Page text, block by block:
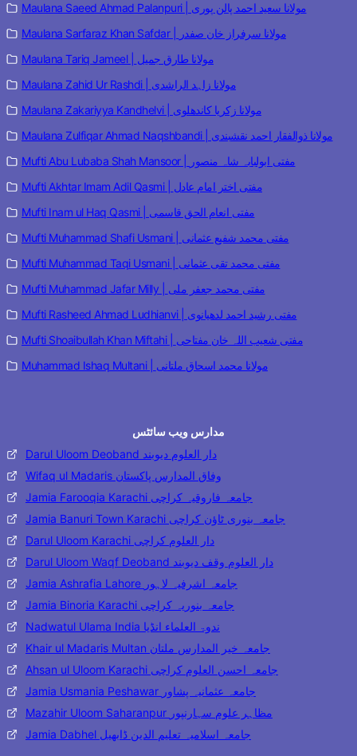
Maulana Saeed Ahmad Palanpuri | مولانا سعید احمد پالن پوری
Maulana Sarfaraz Khan Safdar | مولانا سرفراز خان صفدر
Maulana Tariq Jameel | مولانا طارق جمیل
Maulana Zahid Ur Rashdi | مولانا زاہد الراشدی
Maulana Zakariyya Kandhelvi | مولانا زکریا کاندھلوی
Maulana Zulfiqar Ahmad Naqshbandi | مولانا ذوالفقار احمد نقشبندی
Mufti Abu Lubaba Shah Mansoor | مفتی ابولبابہ شاہ منصور
Mufti Akhtar Imam Adil Qasmi | مفتی اختر امام عادل
Mufti Inam ul Haq Qasmi | مفتی انعام الحق قاسمی
Mufti Muhammad Shafi Usmani | مفتی محمد شفیع عثمانی
Mufti Muhammad Taqi Usmani | مفتی محمد تقی عثمانی
Mufti Muhammad Jafar Milly | مفتی محمد جعفر ملی
Mufti Rasheed Ahmad Ludhianvi | مفتی رشید احمد لدھیانوی
Mufti Shoaibullah Khan Miftahi | مفتی شعیب اللہ خان مفتاحی
Muhammad Ishaq Multani | مولانا محمد اسحاق ملتانی
مدارس ویب سائٹس
Darul Uloom Deoband دار العلوم دیوبند
Wifaq ul Madaris وفاق المدارس پاکستان
Jamia Farooqia Karachi جامعہ فاروقیہ کراچی
Jamia Banuri Town Karachi جامعہ بنوری ٹاؤن کراچی
Darul Uloom Karachi دار العلوم کراچی
Darul Uloom Waqf Deoband دار العلوم وقف دیوبند
Jamia Ashrafia Lahore جامعہ اشرفیہ لاہور
Jamia Binoria Karachi جامعہ بنوریہ کراچی
Nadwatul Ulama India ندوۃ العلماء انڈیا
Khair ul Madaris Multan جامعہ خیر المدارس ملتان
Ahsan ul Uloom Karachi جامعہ احسن العلوم کراچی
Jamia Usmania Peshawar جامعہ عثمانیہ پشاور
Mazahir Uloom Saharanpur مظاہر علوم سہارنپور
Jamia Dabhel جامعہ اسلامیہ تعلیم الدین ڈابھیل